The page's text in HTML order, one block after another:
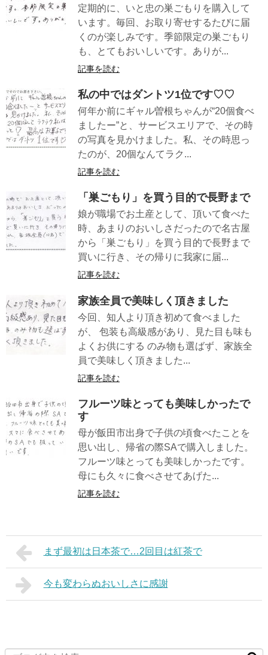
定期的に、いと忠の巣ごもりを購入して
います。毎回、お取り寄せするたびに届
くのが楽しみです。季節限定の巣ごもり
も、とてもおいしいです。ありが...
記事を読む
私の中ではダントツ1位です♡♡
何年か前にギャル曽根ちゃんが“20個食べ
ましたー”と、サービスエリアで、その時
の写真を見かけました。私、その時思っ
たのが、20個なんてラク...
記事を読む
「巣ごもり」を買う目的で長野まで
娘が職場でお土産として、頂いて食べた
時、あまりのおいしさだったので名古屋
から「巣ごもり」を買う目的で長野まで
買いに行き、その帰りに我家に届...
記事を読む
家族全員で美味しく頂きました
今回、知人より頂き初めて食べました
が、 包装も高級感があり、見た目も味も
よくお供にする のみ物も選ばず、家族全
員で美味しく頂きました...
記事を読む
フルーツ味とっても美味しかったで
す
母が飯田市出身で子供の頃食べたことを
思い出し、帰省の際SAで購入しました。
フルーツ味とっても美味しかったです。
母にも久々に食べさせてあげた...
記事を読む
まず最初は日本茶で…2回目は紅茶で
今も変わらぬおいしさに感謝